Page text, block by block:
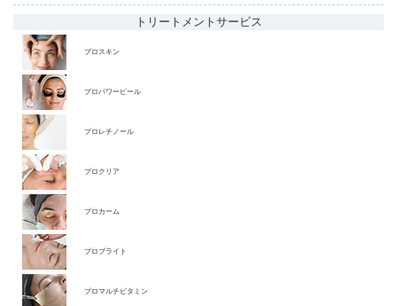
トリートメント サービス
プロスキン
プロパワーピール
プロレチノール
プロクリア
プロカーム
プロブライト
プロマルチビタミン